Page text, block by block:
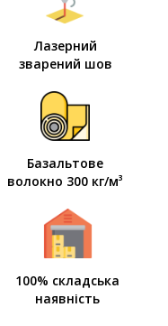
Лазерний
зварений шов
Базальтове
волокно 300 кг/м³
100% складська
наявність